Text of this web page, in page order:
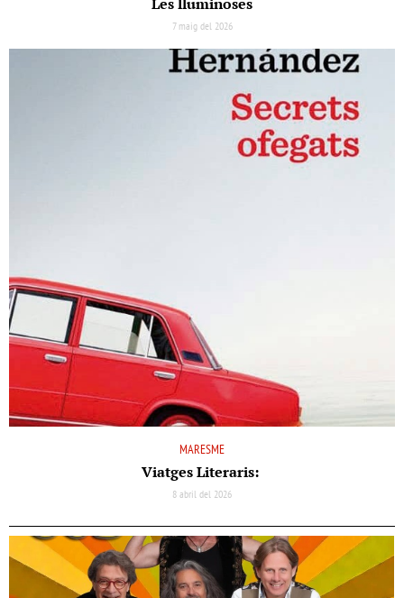
7 maig del 2026
MARESME
Viatges Literaris:
8 abril del 2026